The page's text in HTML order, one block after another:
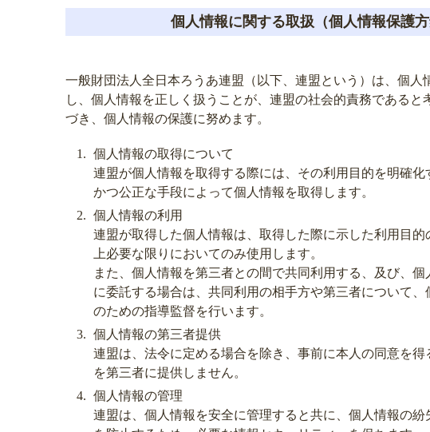
個人情報に関する取扱（個人情報保護方
一般財団法人全日本ろうあ連盟（以下、連盟という）は、個人
し、個人情報を正しく扱うことが、連盟の社会的責務であると
づき、個人情報の保護に努めます。
個人情報の取得について
連盟が個人情報を取得する際には、その利用目的を明確
かつ公正な手段によって個人情報を取得します。
個人情報の利用
連盟が取得した個人情報は、取得した際に示した利用目
上必要な限りにおいてのみ使用します。
また、個人情報を第三者との間で共同利用する、及び、
に委託する場合は、共同利用の相手方や第三者について、
のための指導監督を行います。
個人情報の第三者提供
連盟は、法令に定める場合を除き、事前に本人の同意を得
を第三者に提供しません。
個人情報の管理
連盟は、個人情報を安全に管理すると共に、個人情報の